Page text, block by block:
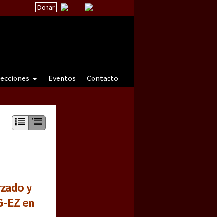
Donar
Eventos
Contacto
y
EZ en